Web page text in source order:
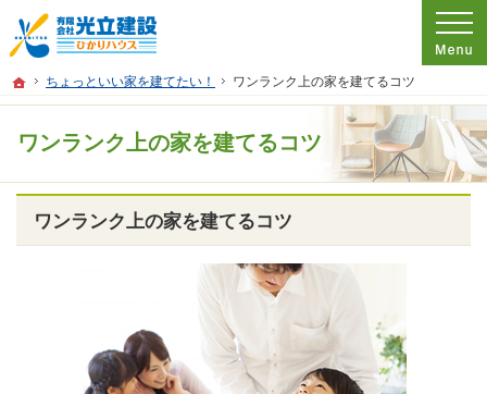
ホーム
ちょっといい家を建てたい！ ワンランク上の家を建てるコツ
ワンランク上の家を建てるコツ
プロの目線からご提案。広島県尾道市の注文住宅・新築戸建てを手がける工務店
広島県尾道市の新築・注文住宅・新築戸建てを手がける工務店なら光立建設 ひか
ワンランク上の家を建てるコツ